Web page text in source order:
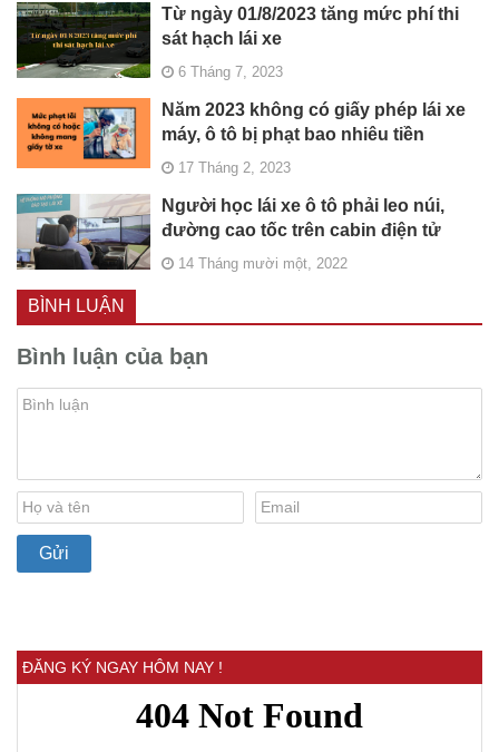
Từ ngày 01/8/2023 tăng mức phí thi
sát hạch lái xe
6 Tháng 7, 2023
Năm 2023 không có giấy phép lái xe
máy, ô tô bị phạt bao nhiêu tiền
17 Tháng 2, 2023
Người học lái xe ô tô phải leo núi,
đường cao tốc trên cabin điện tử
14 Tháng mười một, 2022
BÌNH LUẬN
Bình luận của bạn
ĐĂNG KÝ NGAY HÔM NAY !